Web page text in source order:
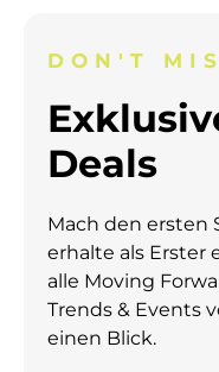
DON'T
Deals
Mach den ersten
erhalte als Erster
alle Moving
Trends & Events
einen Blick.